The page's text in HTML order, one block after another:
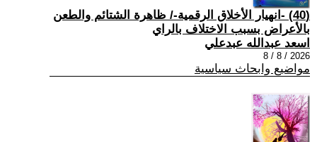
(40) -انهيار الأخلاق الرقمية-/ ظاهرة الشتائم والطعن
بالأعراض بسبب الاختلاف بالراي
اسعد عبدالله عبدعلي
2026 / 8 / 8
مواضيع وابحاث سياسية